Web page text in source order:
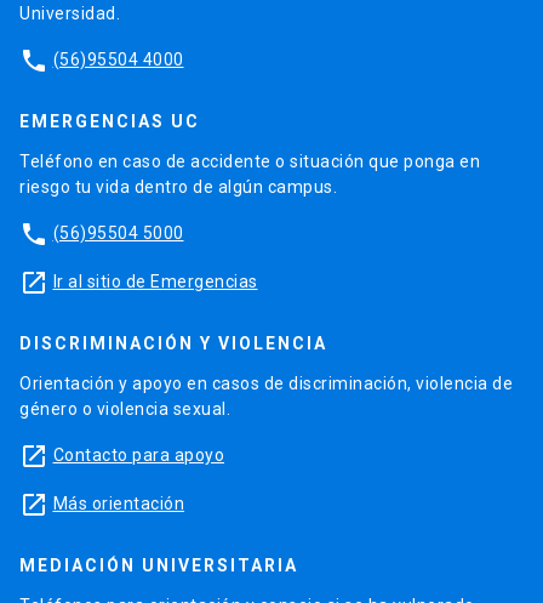
Universidad.
phone (56)95504 4000
EMERGENCIAS UC
Teléfono en caso de accidente o situación que ponga en
riesgo tu vida dentro de algún campus.
phone (56)95504 5000
launch Ir al sitio de Emergencias
DISCRIMINACIÓN Y VIOLENCIA
Orientación y apoyo en casos de discriminación, violencia de
género o violencia sexual.
launch Contacto para apoyo
launch Más orientación
MEDIACIÓN UNIVERSITARIA